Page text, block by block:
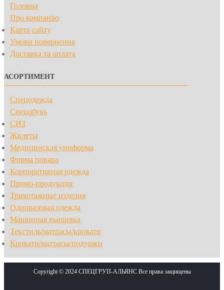
Головна
Про компанію
Карта сайту
Умови повернення
Доставка та оплата
АСОРТИМЕНТ
Спецодежда
Спецобувь
СИЗ
Жилеты
Медицинская униформа
Форма повара
Корпоративная одежда
Промо-продукция
Трикотажные изделия
Одноразовая одежда
Машинная вышивка
Текстиль/матрасы/кровати
Кровати/матрасы/подушки
Copyright © 2024 СПЕЦГРУП-АЛЬЯНС Все права защищены